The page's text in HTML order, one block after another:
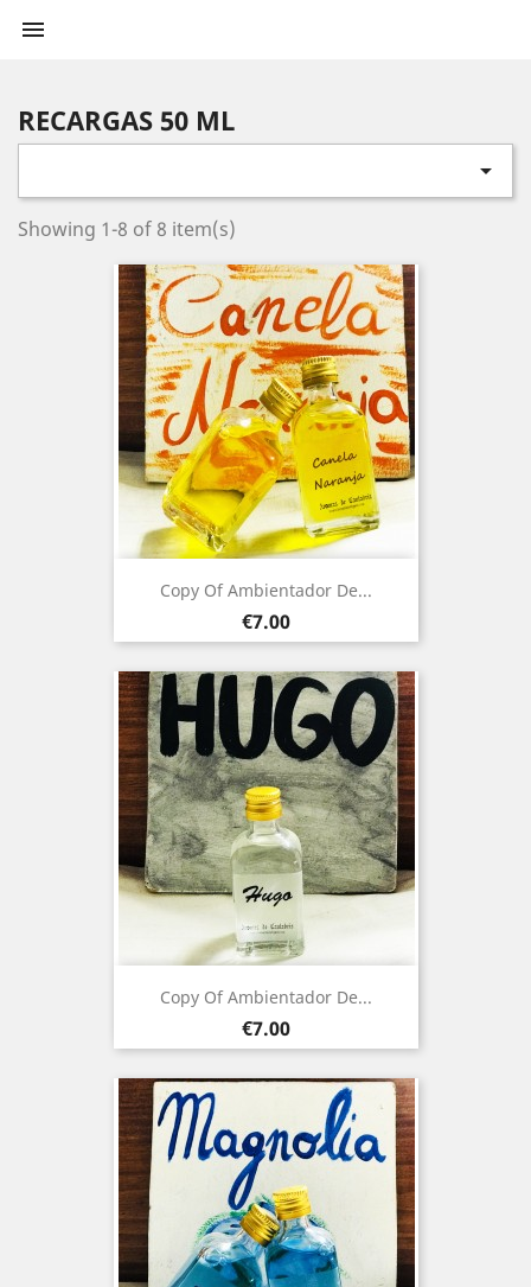

RECARGAS 50 ML

Showing 1-8 of 8 item(s)
Copy Of Ambientador De...
Price
€7.00
Copy Of Ambientador De...
Price
€7.00